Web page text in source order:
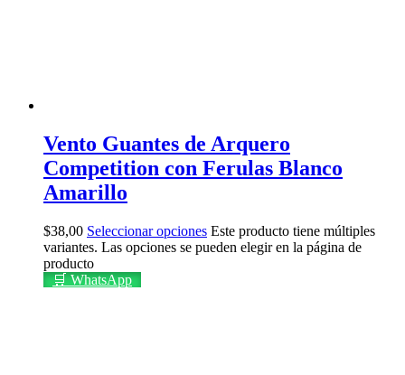
Vento Guantes de Arquero
Competition con Ferulas Blanco
Amarillo
$38,00 Seleccionar opciones Este producto tiene múltiples
variantes. Las opciones se pueden elegir en la página de
producto
🛒 WhatsApp